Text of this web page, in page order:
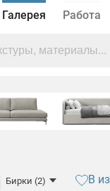
Галерея Работа
Бирки (2) В